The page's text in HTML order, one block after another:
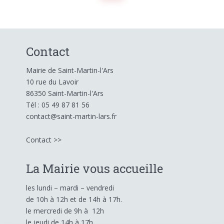
Contact
Mairie de Saint-Martin-l'Ars
10 rue du Lavoir
86350 Saint-Martin-l'Ars
Tél : 05 49 87 81 56
contact@saint-martin-lars.fr
Contact >>
La Mairie vous accueille
les lundi – mardi – vendredi
de 10h à 12h et de 14h à 17h.
le mercredi de 9h à 12h
le jeudi de 14h à 17h